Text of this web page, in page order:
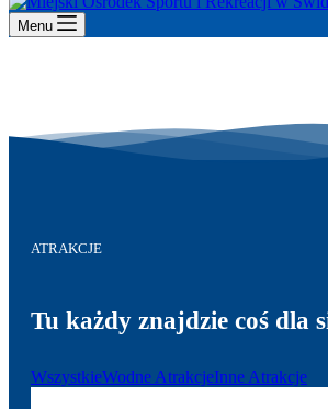
Menu
ATRAKCJE
Tu każdy znajdzie coś dla
WszystkieWodne AtrakcjeInne Atrakcje